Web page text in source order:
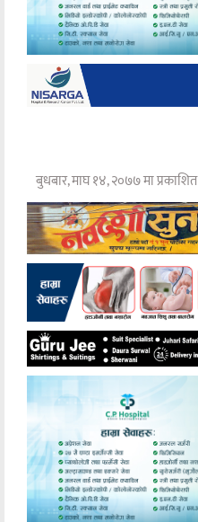
बुधबार, माघ १४, २०७७ मा प्रकाशित